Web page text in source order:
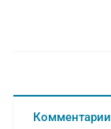
Комментарии